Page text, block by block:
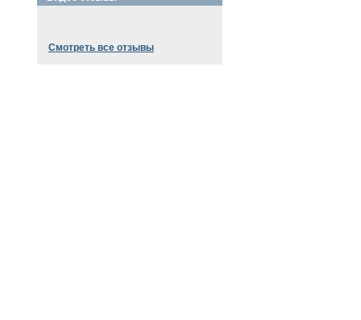
Смотреть все отзывы